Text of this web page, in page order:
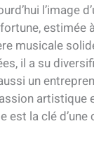
estimée
musicale
il a su
un
artistique
est la clé